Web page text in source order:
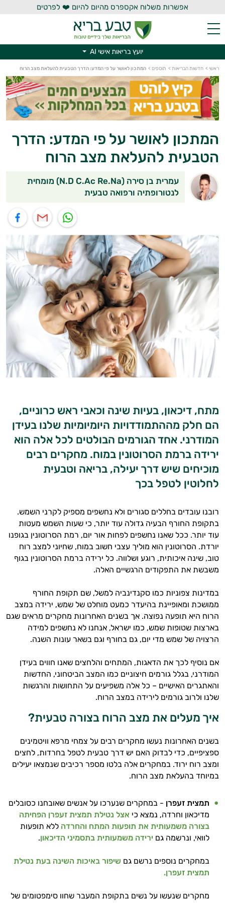
אפשרות משלוח אקספרס מהיום להיום ❤️ לפרטים
יועץ בריאות אישי AI
ראשי > חדשות הבריאות > תוספים > המתכון לאושר על פי המדע: הדרך הטבעית להעלאת מצב הרוח
המתכון לאושר על פי המדע: הדרך
הטבעית להעלאת מצב הרוח
עמרית בן סירה (N.D C.Ac Re.Na) מומחית
לנטורופתיה ורפואה טבעית
מתח, דיכאון, בעיות שינה וכאבי ראש כרוניים,
הם חלק מההתמודדויות היומיומיות שלנו בעידן
המודרני. אחד הגורמים הבולטים לכל אלה הוא
ירידה ברמת הסרוטונין במוח. מחקרים רבים
מוכיחים שיש דרך יעילה, בריאה וטבעית
לחלוטין לטפל בכך
רובנו עובדים בחללים סגורים ולא נחשפים מספיק לקרני השמש.
בתקופת החורף הבעיה גדולה עוד יותר, כי שעות השמש מעטות
עוד יותר. ככל שאנו נחשפים לפחות אור יום, רמת הסרוטונין בגופנו
יורדת. הסרוטונין הוא מוליך עצבי חשוב במוח, שחיוני למצב רוח
טוב, שינה איכותית, רוגע ושלווה. כל ירידה ברמת הסרוטונין בגוף
משבשת את התפקודים הרגשיים האלה.
במדינות צפוניות כמו סקנדינביה למשל, שם תקופת החורף
ממושכת ומאופיינת בהיעדר כמעט מוחלט של שמש, ירידה במצב
הרוח היא תופעה נפוצה. אך בשנים האחרונות מחקרים מראים שגם
בארצות שטופות שמש, כמו ישראל, אנחנו לא נחשפים למידה
הרצויה של שמש מדי יום, גם בחורף וגם בשאר עונות השנה.
אם נוסיף לכך את הדאגות, המתחים והלחצים שאנו חווים בעידן
המודרני, בגלל גורמים חיצוניים כמו המצב הביטחוני, החדשות
והאתגרים האישיים – כל אלה משפיעים על התחושות והרגשות
שלנו ולרוב גורמים לירידה במצב הרוח.
איך מעלים את מצב הרוח בצורה טבעית?
בשנים האחרונות נעשו מחקרים רבים על צמחי מרפא וויטמינים
ספציפיים, כדי לבדוק האם יש דרך טבעית לטפל בחרדות, לחצים
ומצב רוח ירוד. במחקרים אלה בלטו מספר רכיבים שנמצאו יעילים
במיוחד בהעלאת מצב הרוח.
תמצית זעפרן - במחקרים שנערכו על אנשים שאובחנו כסובלים
מדיכאון וחרדה, נמצא כי אצל נטילת תמצית זעפרן הפחיתה
בצורה משמעותית את תופעות המתח והחרדה ללא תופעות
לוואי, ונרשמה גם ירידה משמעותית בתסמיני הדיכאון.
במחקרים נוספים נרשם גם שיפור באיכות השינה בעת נטילת
תמצית זעפרן.
מחקרים שנעשו על נשים בתקופת המעבר שחוו סימפטומים של
יועץ בריאות אישי AI